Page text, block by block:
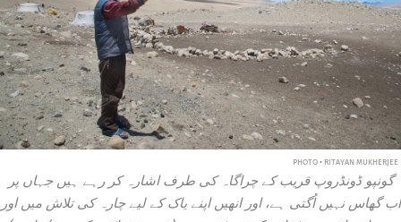
PHOTO • RITAYAN MUKHERJEE
گونپو ڈونڈروپ قریب کے چراگاہ کی طرف اشارہ کر رہے ہیں جہاں پر
اب گھاس نہیں اُگتی ہے، اور انھیں اپنے یاک کے لیے چارہ کی تلاش میں اور